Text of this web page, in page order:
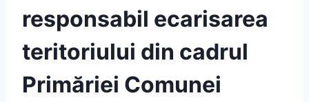
responsabil ecarisarea
teritoriului din cadrul
Primăriei Comunei